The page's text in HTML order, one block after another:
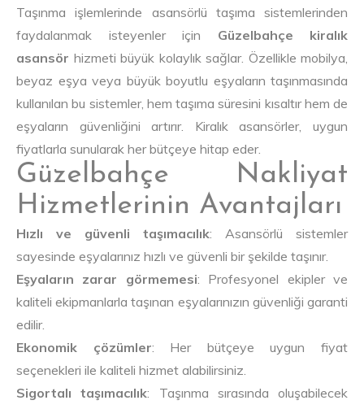
Taşınma işlemlerinde asansörlü taşıma sistemlerinden
faydalanmak isteyenler için Güzelbahçe kiralık
asansör hizmeti büyük kolaylık sağlar. Özellikle mobilya,
beyaz eşya veya büyük boyutlu eşyaların taşınmasında
kullanılan bu sistemler, hem taşıma süresini kısaltır hem de
eşyaların güvenliğini artırır. Kiralık asansörler, uygun
fiyatlarla sunularak her bütçeye hitap eder.
Güzelbahçe Nakliyat
Hizmetlerinin Avantajları
Hızlı ve güvenli taşımacılık: Asansörlü sistemler
sayesinde eşyalarınız hızlı ve güvenli bir şekilde taşınır.
Eşyaların zarar görmemesi: Profesyonel ekipler ve
kaliteli ekipmanlarla taşınan eşyalarınızın güvenliği garanti
edilir.
Ekonomik çözümler: Her bütçeye uygun fiyat
seçenekleri ile kaliteli hizmet alabilirsiniz.
Sigortalı taşımacılık: Taşınma sırasında oluşabilecek